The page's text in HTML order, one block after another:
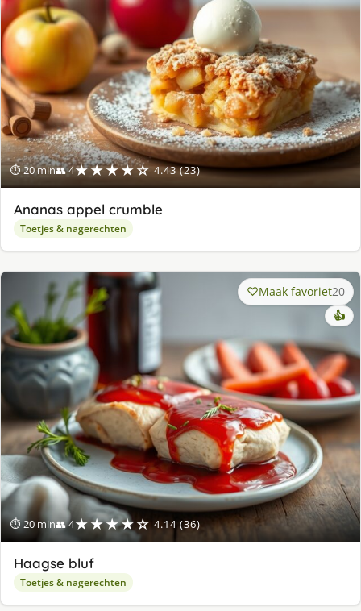
⏱ 20 min👥 4★★★★☆ 4.43 (23)
Ananas appel crumble
Toetjes & nagerechten
⏱ 20 min👥 4★★★★☆ 4.14 (36)
Maak favoriet20
👍
Haagse bluf
Toetjes & nagerechten